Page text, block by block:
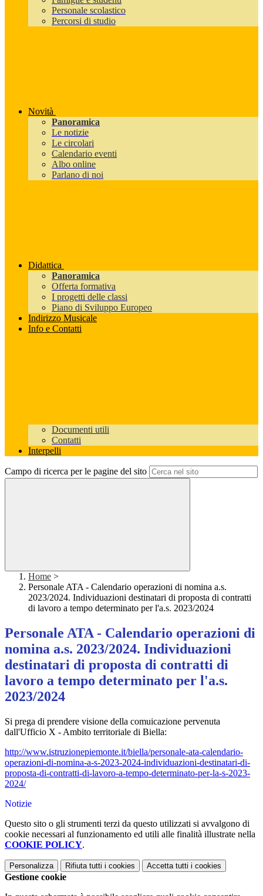
Personale scolastico
Percorsi di studio
Novità
Panoramica
Le notizie
Le circolari
Calendario eventi
Albo online
Parlano di noi
Didattica
Panoramica
Offerta formativa
I progetti delle classi
Piano di Sviluppo Europeo
Indirizzo Musicale
Info e Contatti
Documenti utili
Contatti
Interpelli
Campo di ricerca per le pagine del sito
Home >
Personale ATA - Calendario operazioni di nomina a.s.
2023/2024. Individuazioni destinatari di proposta di contratti
di lavoro a tempo determinato per l'a.s. 2023/2024
Personale ATA - Calendario operazioni di
nomina a.s. 2023/2024. Individuazioni
destinatari di proposta di contratti di
lavoro a tempo determinato per l'a.s.
2023/2024
Si prega di prendere visione della comuicazione pervenuta
dall'Ufficio X - Ambito territoriale di Biella:
http://www.istruzionepiemonte.it/biella/personale-ata-calendario-
operazioni-di-nomina-a-s-2023-2024-individuazioni-destinatari-di-
proposta-di-contratti-di-lavoro-a-tempo-determinato-per-la-s-2023-
2024/
Notizie
Questo sito o gli strumenti terzi da questo utilizzati si avvalgono di
cookie necessari al funzionamento ed utili alle finalità illustrate nella
COOKIE POLICY.
Personalizza Rifiuta tutti i cookies Accetta tutti i cookies
Gestione cookie